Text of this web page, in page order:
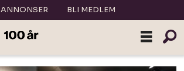
ANNONSER BLI MEDLEM